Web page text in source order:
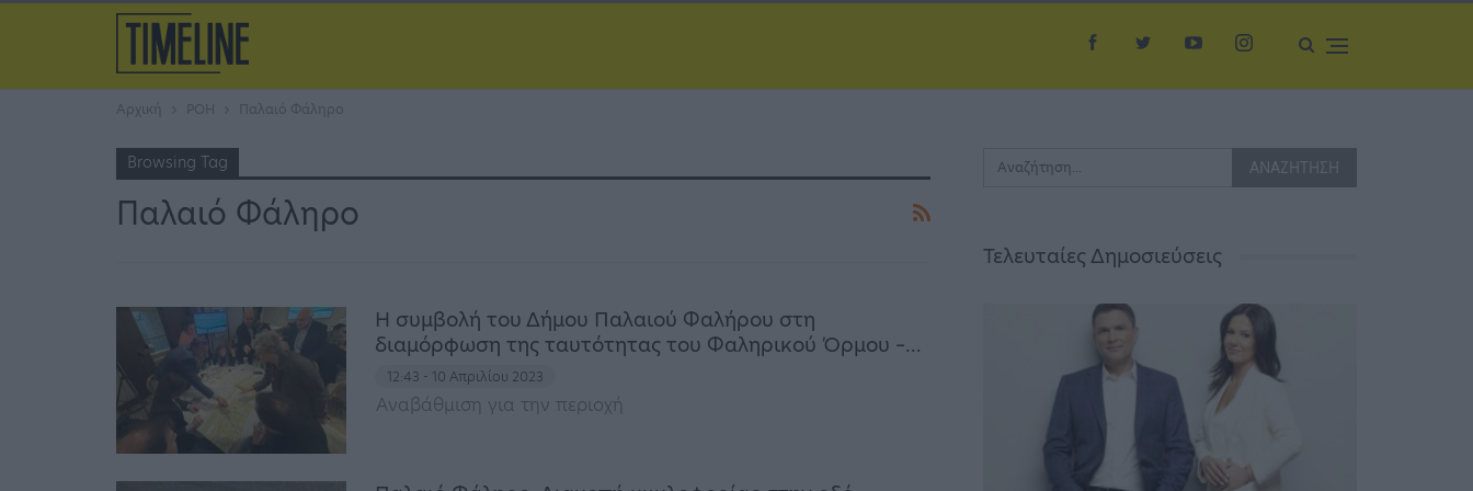
Αρχική ΡΟΗ Παλαιό Φάληρο
Browsing Tag
Παλαιό Φάληρο
Η συμβολή του Δήμου Παλαιού Φαλήρου στη
διαμόρφωση της ταυτότητας του Φαληρικού Όρμου –…
12:43 - 10 Απριλίου 2023
Αναβάθμιση για την περιοχή
Τελευταίες Δημοσιεύσεις